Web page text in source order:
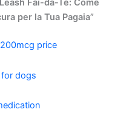
Fai-da-Te: Come
per la Tua Pagaia”
price
for dogs